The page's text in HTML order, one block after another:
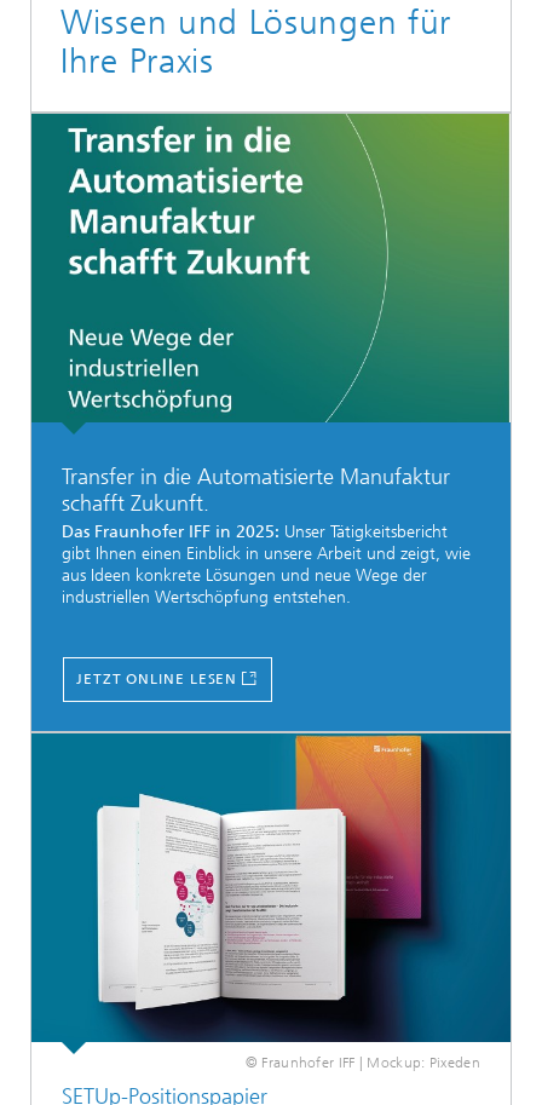
Wissen und Lösungen für
Ihre Praxis
Transfer in die Automatisierte Manufaktur
schafft Zukunft.
Das Fraunhofer IFF in 2025: Unser Tätigkeitsbericht
gibt Ihnen einen Einblick in unsere Arbeit und zeigt, wie
aus Ideen konkrete Lösungen und neue Wege der
industriellen Wertschöpfung entstehen.
JETZT ONLINE LESEN
© Fraunhofer IFF | Mockup: Pixeden
SETUp-Positionspapier